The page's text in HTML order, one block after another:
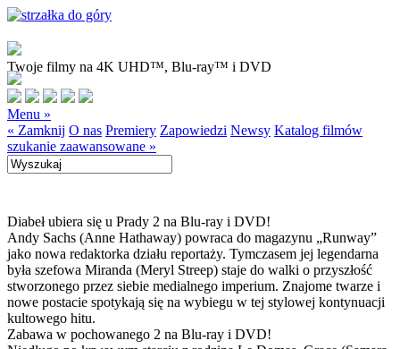
Twoje filmy na 4K UHD™, Blu-ray™ i DVD
Menu »
« Zamknij O nas Premiery Zapowiedzi Newsy Katalog filmów
szukanie zaawansowane »
Diabeł ubiera się u Prady 2 na Blu-ray i DVD!
Andy Sachs (Anne Hathaway) powraca do magazynu „Runway”
jako nowa redaktorka działu reportaży. Tymczasem jej legendarna
była szefowa Miranda (Meryl Streep) staje do walki o przyszłość
stworzonego przez siebie medialnego imperium. Znajome twarze i
nowe postacie spotykają się na wybiegu w tej stylowej kontynuacji
kultowego hitu.
Zabawa w pochowanego 2 na Blu-ray i DVD!